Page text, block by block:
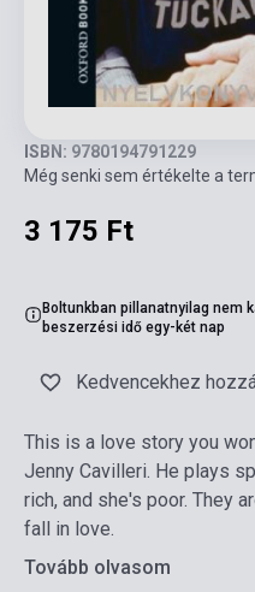
ISBN: 9780194791229
Még senki sem értékelte a
3 175 Ft
Boltunkban pillanatnyilag nem
beszerzési idő egy-két nap
Kedvencekhez
This is a love story you
Jenny Cavilleri. He plays
rich, and she's poor. They
fall in love.
Tovább olvasom